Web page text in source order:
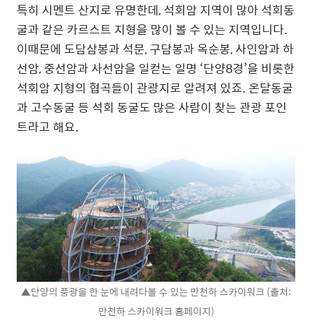
특히 시멘트 산지로 유명한데, 석회암 지역이 많아 석회동
굴과 같은 카르스트 지형을 많이 볼 수 있는 지역입니다.
이때문에 도담삼봉과 석문, 구담봉과 옥순봉, 사인암과 하
선암, 중선암과 사선암을 일컫는 일명 ‘단양8경’을 비롯한
석회암 지형의 협곡들이 관광지로 알려져 있죠. 온달동굴
과 고수동굴 등 석회 동굴도 많은 사람이 찾는 관광 포인
트라고 해요.
▲단양의 풍광을 한 눈에 내려다볼 수 있는 만천하 스카이워크 (출처:
만천하 스카이워크 홈페이지)